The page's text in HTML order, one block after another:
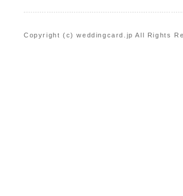
Copyright (c) weddingcard.jp All Rights